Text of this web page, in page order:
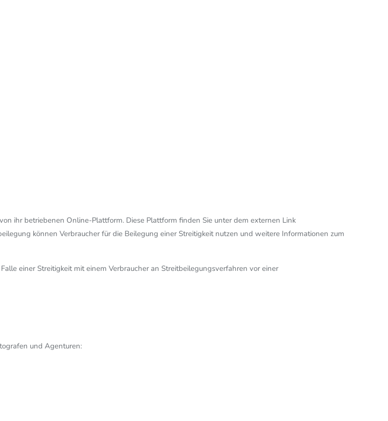
ihr betriebenen Online-Plattform. Diese Plattform finden Sie unter dem externen Link
können Verbraucher für die Beilegung einer Streitigkeit nutzen und weitere Informationen zum
einer Streitigkeit mit einem Verbraucher an Streitbeilegungsverfahren vor einer
und Agenturen: